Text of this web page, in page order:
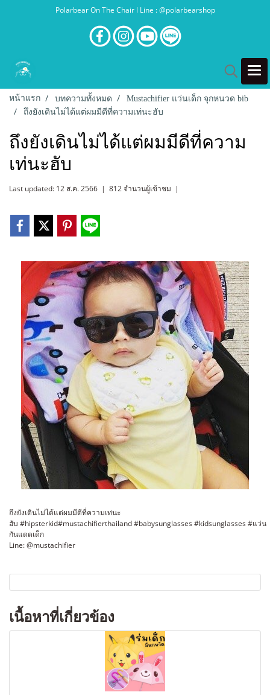
Polarbear On The Chair l Line : @polarbearshop
หน้าแรก บทความทั้งหมด
Mustachifier แว่นเด็ก จุกหนวด bib
ถึงยังเดินไม่ได้แต่ผมมีดีที่ความเท่นะฮับ
ถึงยังเดินไม่ได้แต่ผมมีดีที่ความ
เท่นะฮับ
Last updated: 12 ส.ค. 2566 | 812 จำนวนผู้เข้าชม |
ถึงยังเดินไม่ได้แต่ผมมีดีที่ความเท่นะ
ฮับ #hipsterkid#mustachifierthailand #babysunglasses #kidsunglasses #แว่น
กันแดดเด็ก
Line: @mustachifier
เนื้อหาที่เกี่ยวข้อง